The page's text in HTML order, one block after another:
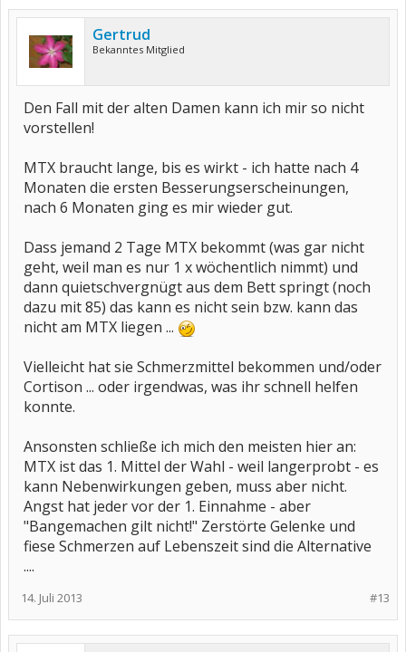
Gertrud
Bekanntes Mitglied
Den Fall mit der alten Damen kann ich mir so nicht
vorstellen!
MTX braucht lange, bis es wirkt - ich hatte nach 4
Monaten die ersten Besserungserscheinungen,
nach 6 Monaten ging es mir wieder gut.
Dass jemand 2 Tage MTX bekommt (was gar nicht
geht, weil man es nur 1 x wöchentlich nimmt) und
dann quietschvergnügt aus dem Bett springt (noch
dazu mit 85) das kann es nicht sein bzw. kann das
nicht am MTX liegen ...
Vielleicht hat sie Schmerzmittel bekommen und/oder
Cortison ... oder irgendwas, was ihr schnell helfen
konnte.
Ansonsten schließe ich mich den meisten hier an:
MTX ist das 1. Mittel der Wahl - weil langerprobt - es
kann Nebenwirkungen geben, muss aber nicht.
Angst hat jeder vor der 1. Einnahme - aber
"Bangemachen gilt nicht!" Zerstörte Gelenke und
fiese Schmerzen auf Lebenszeit sind die Alternative
....
#13
14. Juli 2013